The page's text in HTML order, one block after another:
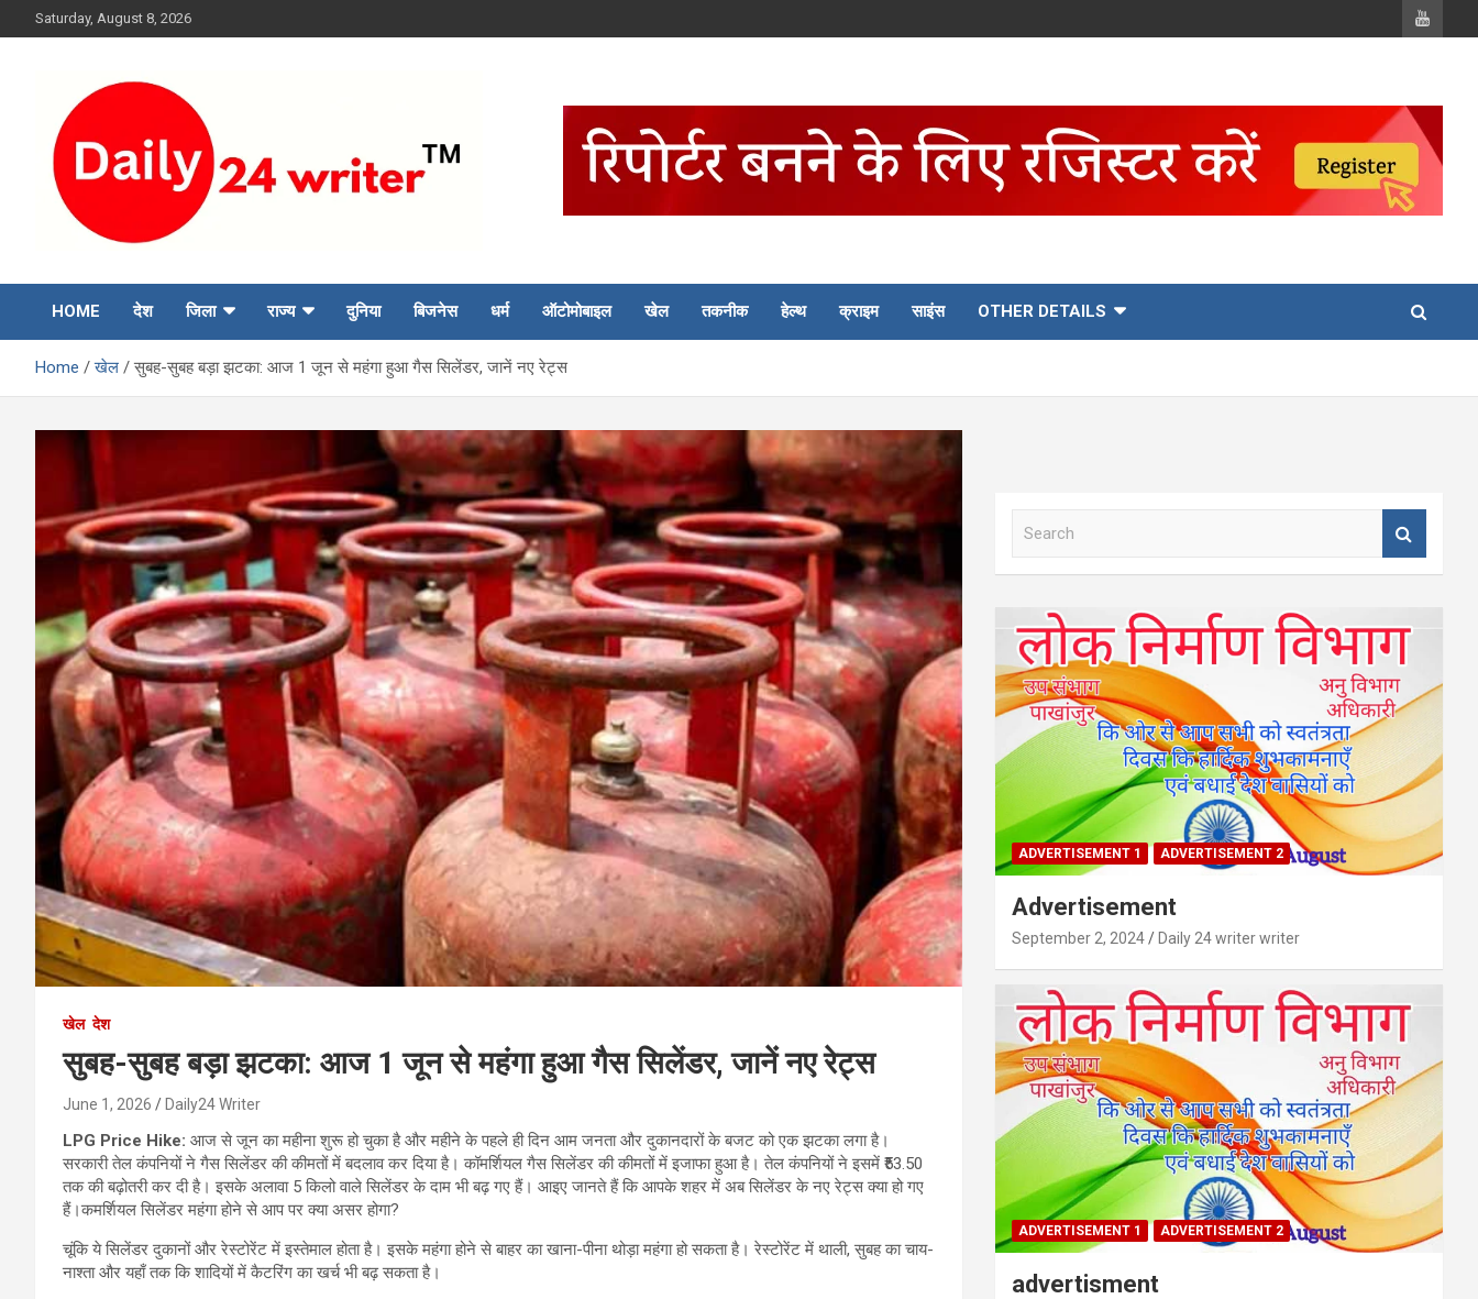
to
Saturday, August 8, 2026
HOME देश जिला राज्य दुनिया बिजनेस धर्म ऑटोमोबाइल खेल तकनीक हेल्थ क्राइम साइंस OTHER DETAILS
Home खेल सुबह-सुबह बड़ा झटका: आज 1 जून से महंगा हुआ गैस सिलेंडर, जानें नए रेट्स
खेल देश
सुबह-सुबह बड़ा झटका: आज 1 जून से महंगा हुआ गैस सिलेंडर, जानें नए रेट्स
June 1, 2026 Daily24 Writer
LPG Price Hike: आज से जून का महीना शुरू हो चुका है और महीने के पहले ही दिन आम जनता और दुकानदारों के बजट को एक झटका लगा है।
सरकारी तेल कंपनियों ने गैस सिलेंडर की कीमतों में बदलाव कर दिया है। कॉमर्शियल गैस सिलेंडर की कीमतों में इजाफा हुआ है। तेल कंपनियों ने इसमें ₹53.50
तक की बढ़ोतरी कर दी है। इसके अलावा 5 किलो वाले सिलेंडर के दाम भी बढ़ गए हैं। आइए जानते हैं कि आपके शहर में अब सिलेंडर के नए रेट्स क्या हो गए
हैं।कमर्शियल सिलेंडर महंगा होने से आप पर क्या असर होगा?
चूंकि ये सिलेंडर दुकानों और रेस्टोरेंट में इस्तेमाल होता है। इसके महंगा होने से बाहर का खाना-पीना थोड़ा महंगा हो सकता है। रेस्टोरेंट में थाली, सुबह का चाय-
नाश्ता और यहाँ तक कि शादियों में कैटरिंग का खर्च भी बढ़ सकता है।
h
ADVERTISEMENT 1 ADVERTISEMENT 2
Advertisement
September 2, 2024 Daily 24 writer writer
ADVERTISEMENT 1 ADVERTISEMENT 2
advertisment